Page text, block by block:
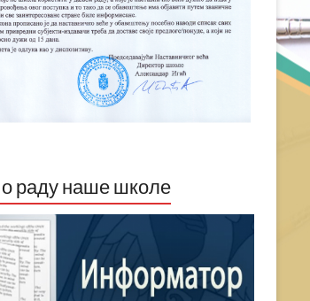
раду наше школе